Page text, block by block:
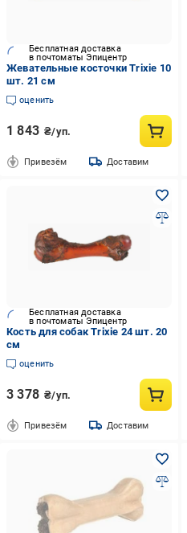
Бесплатная доставка
в почтоматы Эпицентр
Жевательные косточки Trixie 10
шт. 21 см
оценить
1 843 ₴/уп.
Привезём Доставим
Бесплатная доставка
в почтоматы Эпицентр
Кость для собак Trixie 24 шт. 20
см
оценить
3 378 ₴/уп.
Привезём Доставим